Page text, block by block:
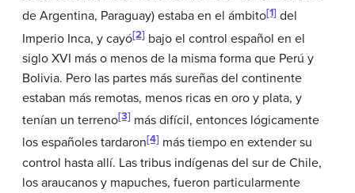
de Argentina, Paraguay) estaba en el ámbito[1] del
Imperio Inca, y cayó[2] bajo el control español en el
siglo XVI más o menos de la misma forma que Perú y
Bolivia. Pero las partes más sureñas del continente
estaban más remotas, menos ricas en oro y plata, y
tenían un terreno[3] más difícil, entonces lógicamente
los españoles tardaron[4] más tiempo en extender su
control hasta allí. Las tribus indígenas del sur de Chile,
los araucanos y mapuches, fueron particularmente